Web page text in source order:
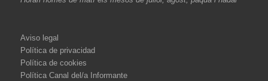
Aviso legal
Política de privacidad
Política de cookies
Política Canal del/a Informante